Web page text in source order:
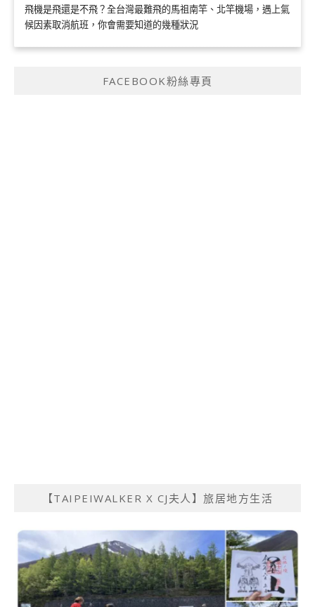
飛機是飛還是不飛？全台灣最難飛的馬祖南竿、北竿機場，遇上氣
候因素取消航班，你會需要知道的幾種狀況
FACEBOOK粉絲專頁
【TAIPEIWALKER X CJ夫人】旅居地方生活